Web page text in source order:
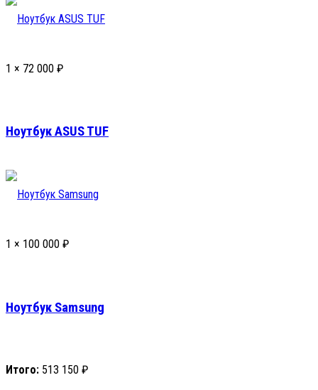
1 × 72 000 ₽
Ноутбук ASUS TUF
1 × 100 000 ₽
Ноутбук Samsung
Итого: 513 150 ₽